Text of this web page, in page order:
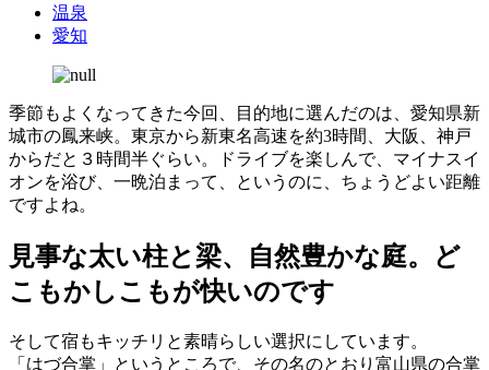
温泉
愛知
季節もよくなってきた今回、目的地に選んだのは、愛知県新
城市の鳳来峡。東京から新東名高速を約3時間、大阪、神戸
からだと３時間半ぐらい。ドライブを楽しんで、マイナスイ
オンを浴び、一晩泊まって、というのに、ちょうどよい距離
ですよね。
見事な太い柱と梁、自然豊かな庭。ど
こもかしこもが快いのです
そして宿もキッチリと素晴らしい選択にしています。
「はづ合掌」というところで、その名のとおり富山県の合掌